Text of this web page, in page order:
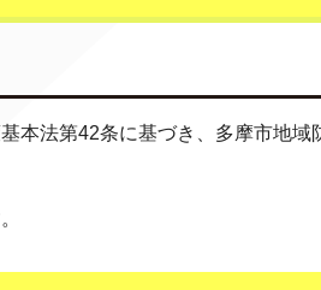
本法第42条に基づき、多摩市地域